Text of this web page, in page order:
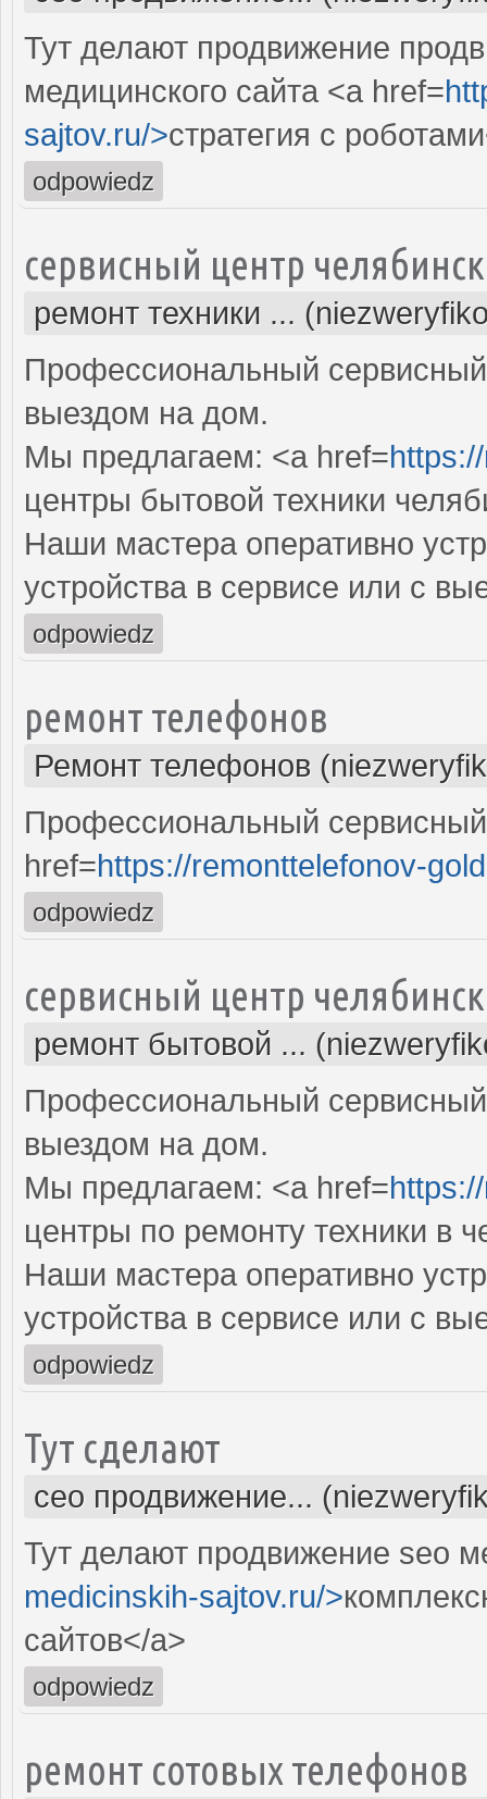
Тут делают продвижение
медицинского сайта <a href=
sajtov.ru/>стратегия с
odpowiedz
сервисный центр
ремонт техники ...
Профессиональный
выездом на дом.
Мы предлагаем: <a href=
центры бытовой техники
Наши мастера оперативно
устройства в сервисе или с
odpowiedz
ремонт телефонов
Ремонт телефонов
Профессиональный
href=https://remonttelefonov-
odpowiedz
сервисный центр
ремонт бытовой ...
Профессиональный
выездом на дом.
Мы предлагаем: <a href=
центры по ремонту техники в
Наши мастера оперативно
устройства в сервисе или с
odpowiedz
Тут сделают
сео продвижение...
Тут делают продвижение seo
medicinskih-sajtov.ru/>
сайтов</a>
odpowiedz
ремонт сотовых телефонов